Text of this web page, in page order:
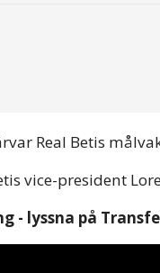
Real Betis
vice-president
- lyssna på